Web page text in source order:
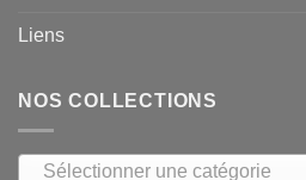
Liens
NOS COLLECTIONS
Sélectionner une catégorie